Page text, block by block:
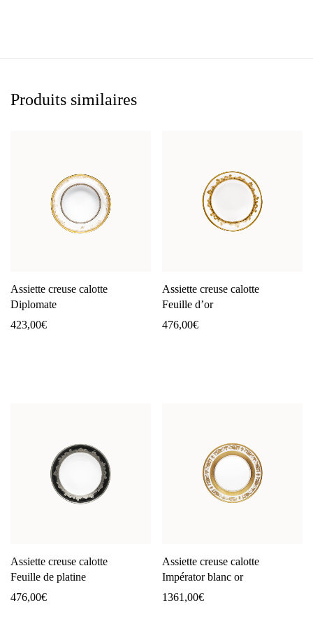
Produits similaires
Assiette creuse calotte
Diplomate
423,00€
Assiette creuse calotte
Feuille d’or
476,00€
Assiette creuse calotte
Feuille de platine
476,00€
Assiette creuse calotte
Impérator blanc or
1361,00€